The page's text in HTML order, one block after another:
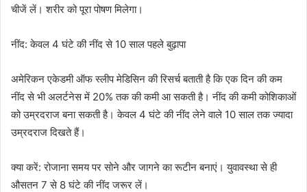
चीजें लें। शरीर को पूरा पोषण मिलेगा।
नींद: केवल 4 घंटे की नींद से 10 साल पहले बुढ़ापा
अमेरिकन एकेडमी ऑफ स्लीप मेडिसिन की रिसर्च बताती है कि एक दिन की कम
नींद से भी अलर्टनेस में 20% तक की कमी आ सकती है। नींद की कमी कोशिकाओं
को उम्रदराज बना सकती है। केवल 4 घंटे की नींद लेने वाले 10 साल तक ज्यादा
उम्रदराज दिखते हैं।
क्या करें: रोजाना समय पर सोने और जागने का रूटीन बनाएं। युवावस्था से ही
औसतन 7 से 8 घंटे की नींद जरूर लें।